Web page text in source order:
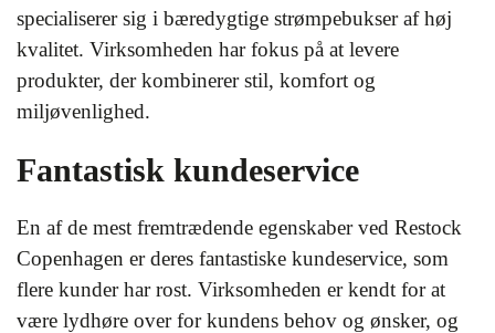
specialiserer sig i bæredygtige strømpebukser af høj
kvalitet. Virksomheden har fokus på at levere
produkter, der kombinerer stil, komfort og
miljøvenlighed.
Fantastisk kundeservice
En af de mest fremtrædende egenskaber ved Restock
Copenhagen er deres fantastiske kundeservice, som
flere kunder har rost. Virksomheden er kendt for at
være lydhøre over for kundens behov og ønsker, og